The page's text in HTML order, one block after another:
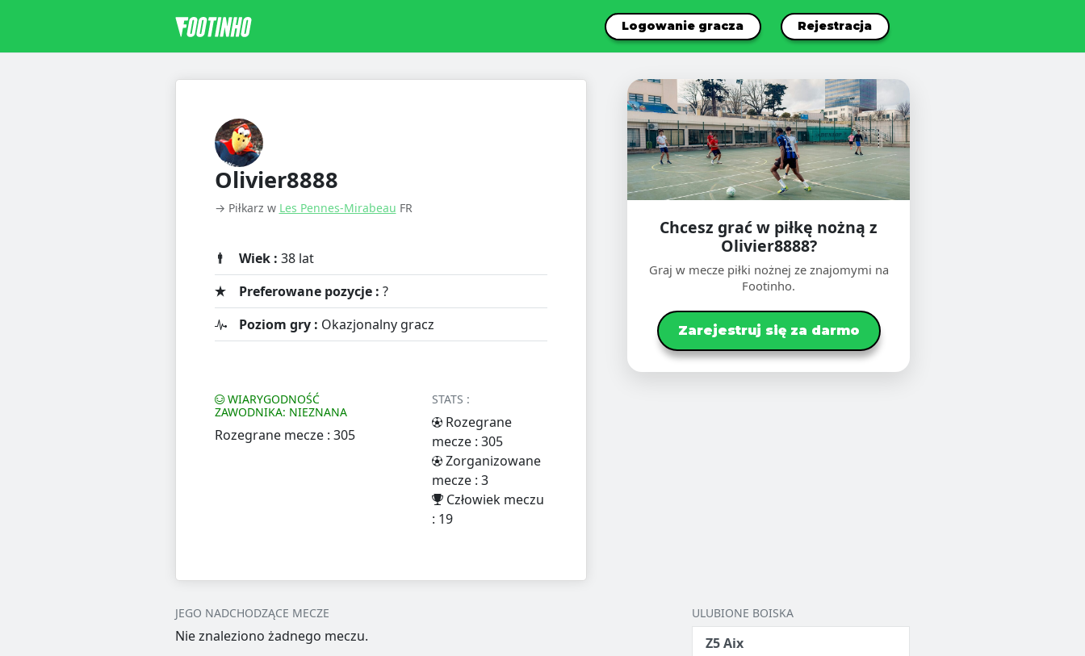
Logowanie gracza Rejestracja
Olivier8888
→ Piłkarz w Les Pennes-Mirabeau FR
Wiek : 38 lat
Preferowane pozycje : ?
Poziom gry : Okazjonalny gracz
WIARYGODNOŚĆ
ZAWODNIKA: NIEZNANA
Rozegrane mecze : 305
STATS :
Rozegrane
mecze : 305
Zorganizowane
mecze : 3
Człowiek meczu
: 19
Chcesz grać w piłkę nożną z
Olivier8888?
Graj w mecze piłki nożnej ze znajomymi na
Footinho.
Zarejestruj się za darmo
JEGO NADCHODZĄCE MECZE
Nie znaleziono żadnego meczu.
ULUBIONE BOISKA
Z5 Aix